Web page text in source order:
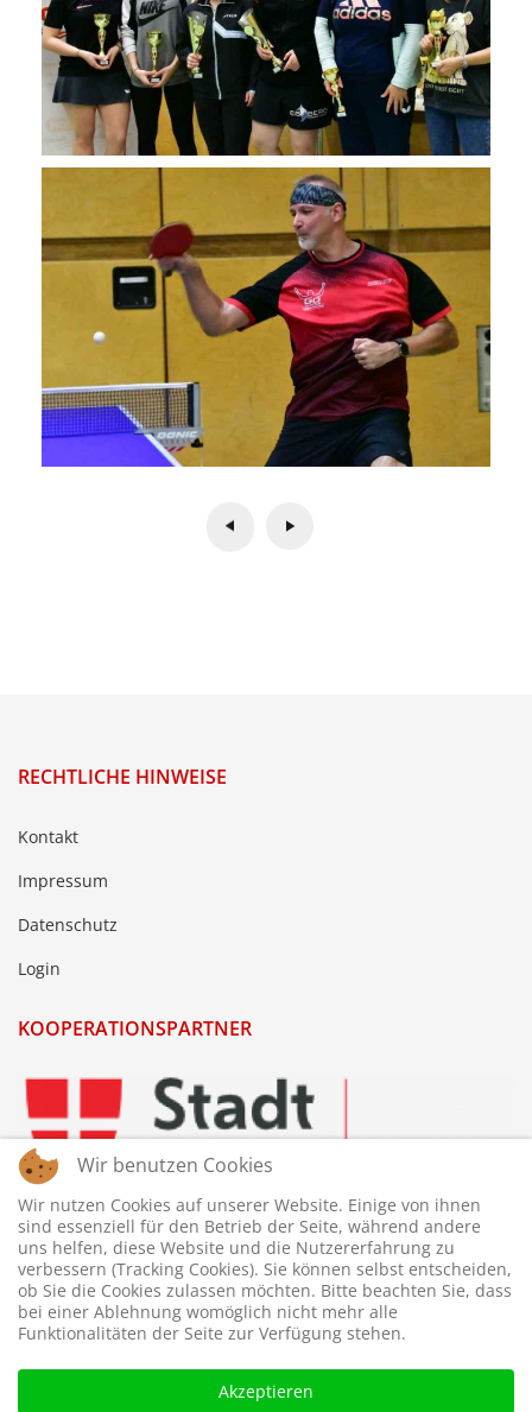
RECHTLICHE HINWEISE
Kontakt
Impressum
Datenschutz
Login
KOOPERATIONSPARTNER
Wir benutzen Cookies
Wir nutzen Cookies auf unserer Website. Einige von ihnen
sind essenziell für den Betrieb der Seite, während andere
uns helfen, diese Website und die Nutzererfahrung zu
verbessern (Tracking Cookies). Sie können selbst entscheiden,
ob Sie die Cookies zulassen möchten. Bitte beachten Sie, dass
bei einer Ablehnung womöglich nicht mehr alle
Funktionalitäten der Seite zur Verfügung stehen.
Akzeptieren